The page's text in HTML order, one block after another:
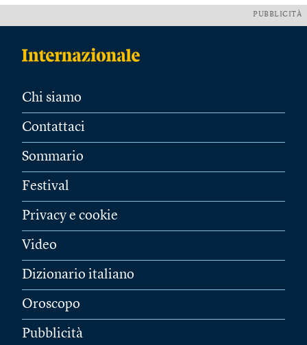
PUBBLICITÀ
Chi siamo
Contattaci
Sommario
Festival
Privacy e cookie
Video
Dizionario italiano
Oroscopo
Pubblicità